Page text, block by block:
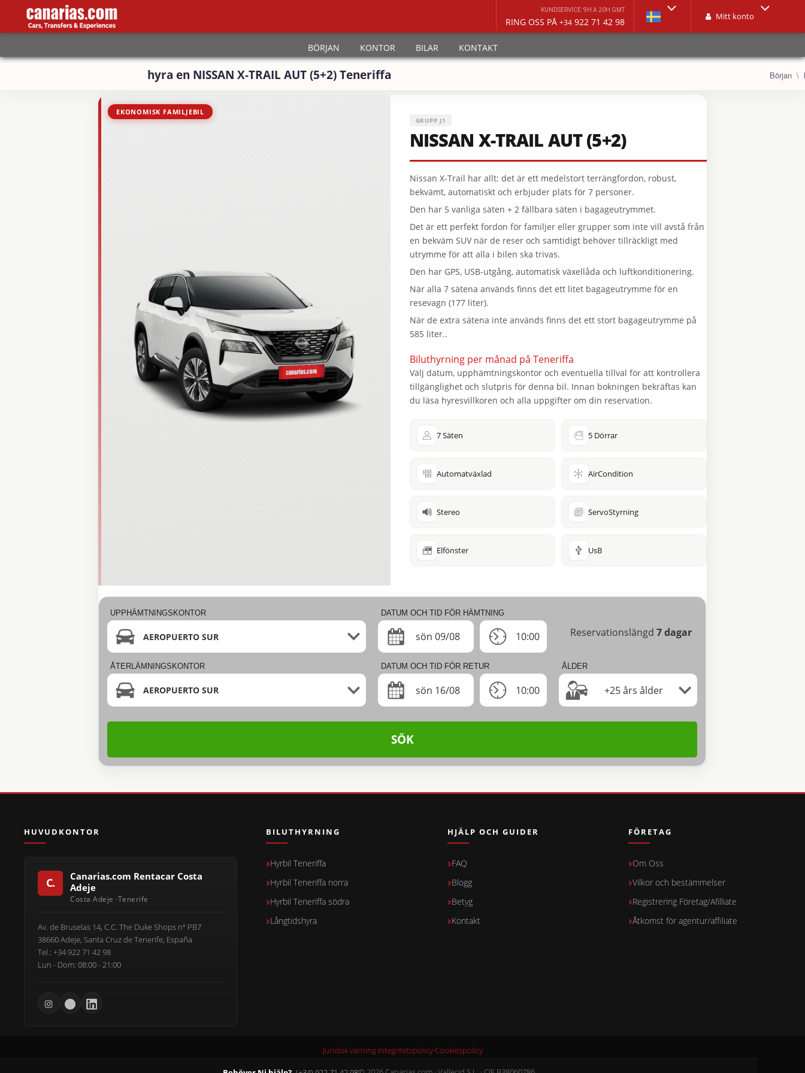
KUNDSERVICE: 9H A 20H GMT
RING OSS PÅ +34 922 71 42 98 Mitt konto
BÖRJAN KONTOR BILAR KONTAKT
hyra en NISSAN X-TRAIL AUT (5+2) Teneriffa Början
EKONOMISK FAMILJEBIL
UPPHÄMTNINGSKONTOR
AEROPUERTO SUR
DATUM OCH TID FÖR HÄMTNING
sön 09/08 10:00 Reservationslängd 7dagar
ÅTERLÄMNINGSKONTOR
AEROPUERTO SUR
DATUM OCH TID FÖR RETUR
sön 16/08 10:00
ÅLDER
+25 års ålder
SÖK
GRUPP J1
NISSAN X-TRAIL AUT (5+2)
Nissan X-Trail har allt: det är ett medelstort terrängfordon, robust,
bekvämt, automatiskt och erbjuder plats för 7 personer.
Den har 5 vanliga säten + 2 fällbara säten i bagageutrymmet.
Det är ett perfekt fordon för familjer eller grupper som inte vill avstå från
en bekväm SUV när de reser och samtidigt behöver tillräckligt med
utrymme för att alla i bilen ska trivas.
Den har GPS, USB-utgång, automatisk växellåda och luftkonditionering.
När alla 7 sätena används finns det ett litet bagageutrymme för en
resevagn (177 liter).
När de extra sätena inte används finns det ett stort bagageutrymme på
585 liter..
Biluthyrning per månad på Teneriffa
Välj datum, upphämtningskontor och eventuella tillval för att kontrollera
tillgänglighet och slutpris för denna bil. Innan bokningen bekräftas kan
du läsa hyresvillkoren och alla uppgifter om din reservation.
7 Säten 5 Dörrar
Automatväxlad AirCondition
Stereo ServoStyrning
Elfönster UsB
HUVUDKONTOR
Canarias.com Rentacar Costa
Adeje
Av. de Bruselas 14, C.C. The Duke Shops nº PB7
38660 Adeje, Santa Cruz de Tenerife, España
Tel.: +34 922 71 42 98
Lun - Dom: 08:00 - 21:00
BILUTHYRNING
Hyrbil Teneriffa
Hyrbil Teneriffa norra
Hyrbil Teneriffa södra
Långtidshyra
HJÄLP OCH GUIDER
FAQ
Blogg
Betyg
Kontakt
FÖRETAG
Om Oss
Vilkor och bestämmelser
Registrering Företag/Afilliate
Åtkomst för agentur/affiliate
Juridisk varning·Integritetspolicy·Cookiespolicy